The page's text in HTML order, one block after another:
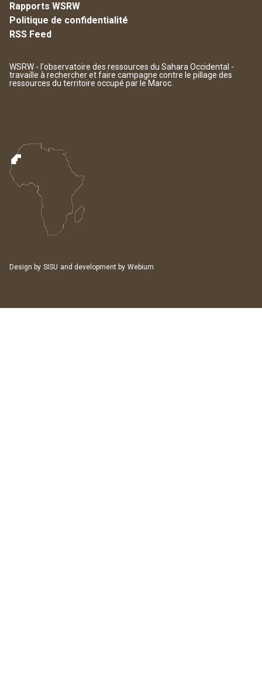
Rapports WSRW
Politique de confidentialité
RSS Feed
WSRW - l'observatoire des ressources du Sahara Occidental -
travaille à rechercher et faire campagne contre le pillage des
ressources du territoire occupé par le Maroc.
Design by SISU and development by Webium